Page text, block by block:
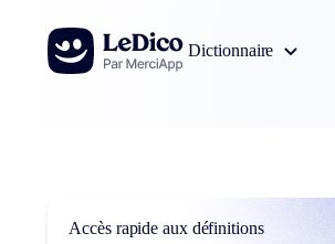
Aller au contenu
Dictionnaire
Accès rapide aux définitions